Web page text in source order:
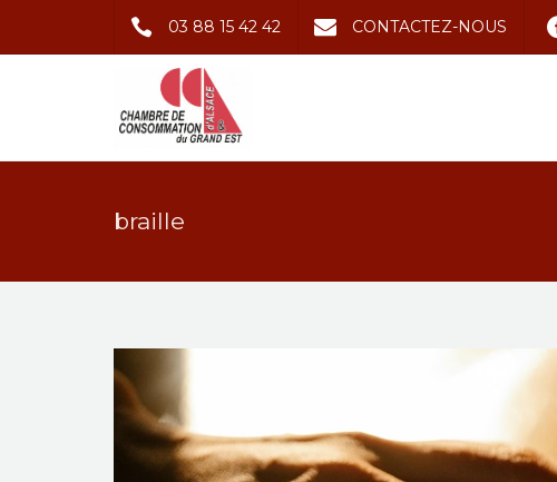
03 88 15 42 42 CONTACTEZ-NOUS
braille